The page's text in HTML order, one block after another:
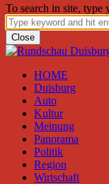
To search in site, type
Close
HOME
Duisburg
Auto
Kultur
Meinung
Panorama
Politik
Region
Wirtschaft